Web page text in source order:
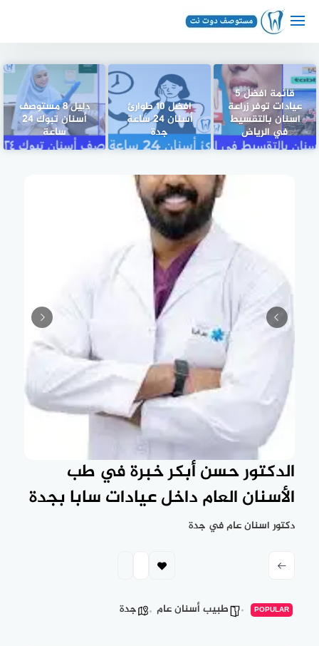
قائمة افضل 5
عيادات توفر زراعة
اسنان بالتقسيط
في الرياض
افضل 10 طوارئ
أسنان 24 ساعة
جدة
دليل 8 مستوصف
أسنان تبوك ٢٤
ساعة
الدكتور حسن أبكر خبرة في طب
الأسنان العام داخل عيادات سابا بجدة
دكتور اسنان عام في جدة
POPULAR طبيب أسنان عام جدة